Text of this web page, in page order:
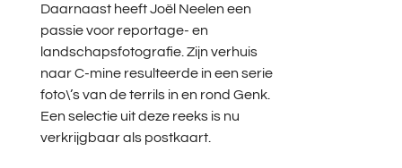
Daarnaast heeft Joël Neelen een
passie voor reportage- en
landschapsfotografie. Zijn verhuis
naar C-mine resulteerde in een serie
foto\’s van de terrils in en rond Genk.
Een selectie uit deze reeks is nu
verkrijgbaar als postkaart.